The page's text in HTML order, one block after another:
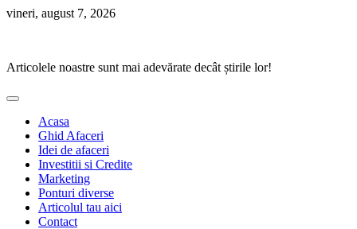
Skip
vineri, august 7, 2026
Articolele noastre sunt mai adevărate decât știrile lor!
Acasa
Ghid Afaceri
Idei de afaceri
Investitii si Credite
Marketing
Ponturi diverse
Articolul tau aici
Contact